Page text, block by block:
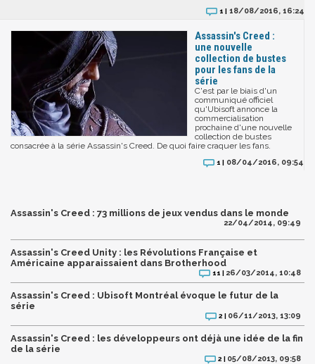
1 | 18/08/2016, 16:24
Assassin's Creed :
une nouvelle
collection de bustes
pour les fans de la
série
C'est par le biais d'un
communiqué officiel
qu'Ubisoft annonce la
commercialisation
prochaine d'une nouvelle
collection de bustes
consacrée à la série Assassin's Creed. De quoi faire craquer les fans.
1 | 08/04/2016, 09:54
Assassin's Creed : 73 millions de jeux vendus dans le monde
22/04/2014, 09:49
Assassin's Creed Unity : les Révolutions Française et
Américaine apparaissaient dans Brotherhood
11 | 26/03/2014, 10:48
Assassin's Creed : Ubisoft Montréal évoque le futur de la
série
2 | 06/11/2013, 13:09
Assassin's Creed : les développeurs ont déjà une idée de la fin
de la série
2 | 05/08/2013, 09:58